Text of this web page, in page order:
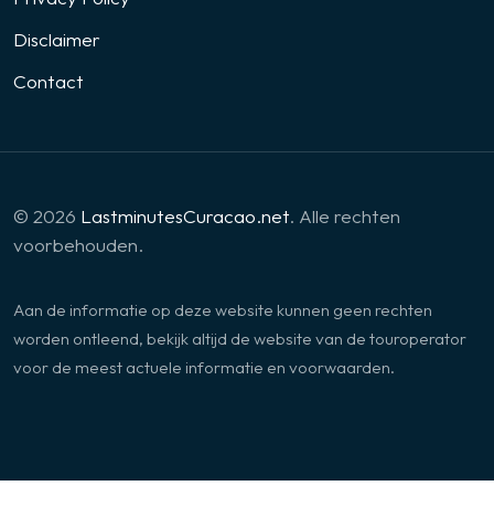
Disclaimer
Contact
© 2026 LastminutesCuracao.net. Alle rechten
voorbehouden.
Aan de informatie op deze website kunnen geen rechten
worden ontleend, bekijk altijd de website van de touroperator
voor de meest actuele informatie en voorwaarden.